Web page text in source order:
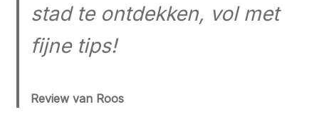
stad te ontdekken, vol met
fijne tips!
Review van Roos